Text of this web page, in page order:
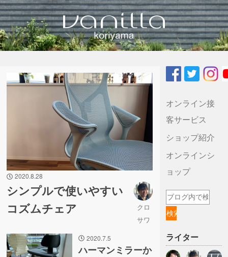
2020.8.28
シンプルで使いやすい
コズムチェア
クロ
サワ
2020.7.5
ハーマンミラーか
オンライン接
客サービス
ショップ紹介
オンラインシ
ョップ
ライター